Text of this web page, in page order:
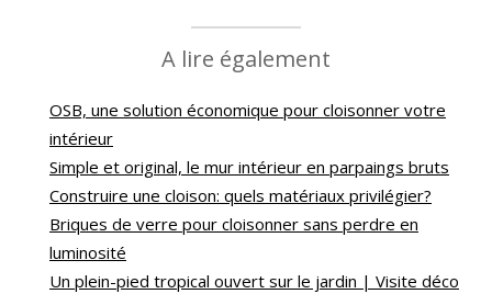
A lire également
OSB, une solution économique pour cloisonner votre
intérieur
Simple et original, le mur intérieur en parpaings bruts
Construire une cloison: quels matériaux privilégier?
Briques de verre pour cloisonner sans perdre en
luminosité
Un plein-pied tropical ouvert sur le jardin | Visite déco